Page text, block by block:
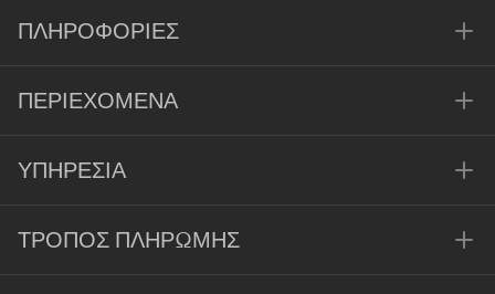
ΠΛΗΡΟΦΟΡΊΕΣ
ΠΕΡΙΕΧΌΜΕΝΑ
ΥΠΗΡΕΣΊΑ
ΤΡΌΠΟΣ ΠΛΗΡΩΜΉΣ